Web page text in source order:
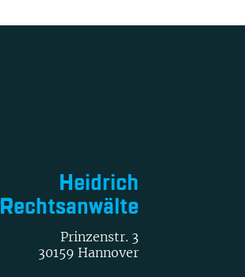
Heidrich
Rechtsanwälte
Prinzenstr. 3
30159 Hannover